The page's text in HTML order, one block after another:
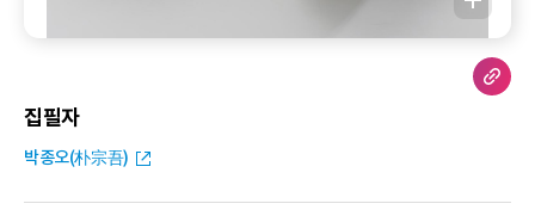
집필자
박종오(朴宗吾)